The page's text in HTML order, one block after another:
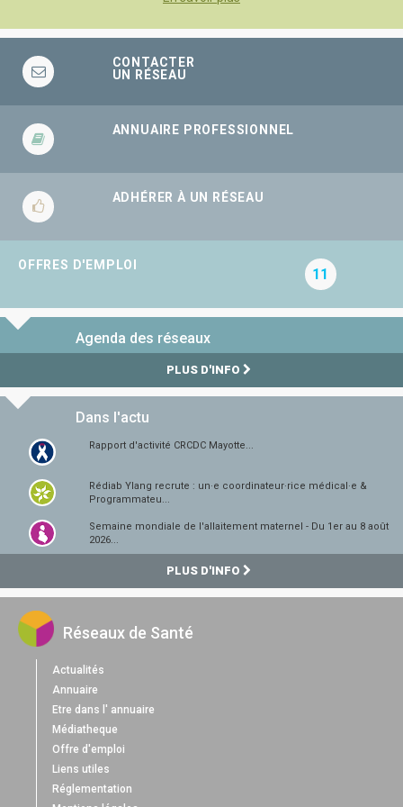
CONTACTER
UN RÉSEAU
ANNUAIRE PROFESSIONNEL
ADHÉRER À UN RÉSEAU
OFFRES D'EMPLOI
11
Agenda des réseaux
PLUS D'INFO
Dans l'actu
Rapport d'activité CRCDC Mayotte...
Rédiab Ylang recrute : un·e coordinateur·rice médical·e &
Programmateu...
Semaine mondiale de l'allaitement maternel - Du 1er au 8 août
2026...
PLUS D'INFO
Réseaux de Santé
Actualités
Annuaire
Etre dans l' annuaire
Médiatheque
Offre d'emploi
Liens utiles
Réglementation